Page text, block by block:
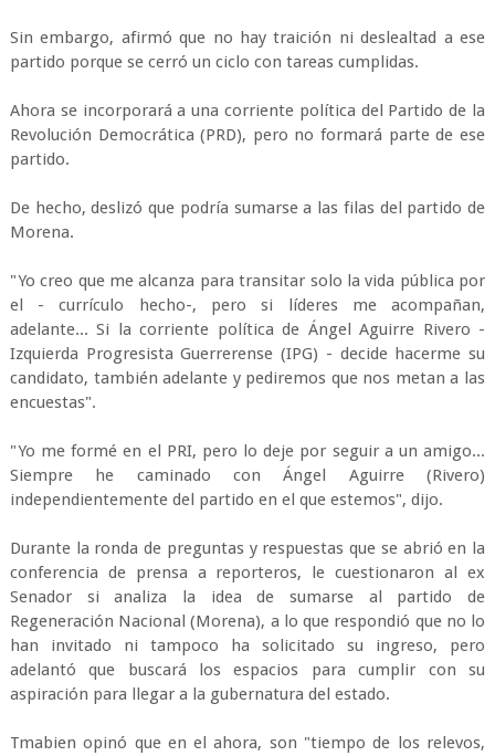
Sin embargo, afirmó que no hay traición ni deslealtad a ese
partido porque se cerró un ciclo con tareas cumplidas.
Ahora se incorporará a una corriente política del Partido de la
Revolución Democrática (PRD), pero no formará parte de ese
partido.
De hecho, deslizó que podría sumarse a las filas del partido de
Morena.
"Yo creo que me alcanza para transitar solo la vida pública por
el - currículo hecho-, pero si líderes me acompañan,
adelante... Si la corriente política de Ángel Aguirre Rivero -
Izquierda Progresista Guerrerense (IPG) - decide hacerme su
candidato, también adelante y pediremos que nos metan a las
encuestas".
"Yo me formé en el PRI, pero lo deje por seguir a un amigo...
Siempre he caminado con Ángel Aguirre (Rivero)
independientemente del partido en el que estemos", dijo.
Durante la ronda de preguntas y respuestas que se abrió en la
conferencia de prensa a reporteros, le cuestionaron al ex
Senador si analiza la idea de sumarse al partido de
Regeneración Nacional (Morena), a lo que respondió que no lo
han invitado ni tampoco ha solicitado su ingreso, pero
adelantó que buscará los espacios para cumplir con su
aspiración para llegar a la gubernatura del estado.
Tmabien opinó que en el ahora, son "tiempo de los relevos,